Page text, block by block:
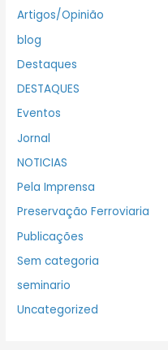
Artigos/Opinião
blog
Destaques
DESTAQUES
Eventos
Jornal
NOTICIAS
Pela Imprensa
Preservação Ferroviaria
Publicações
Sem categoria
seminario
Uncategorized